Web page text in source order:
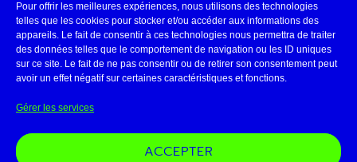
Pour offrir les meilleures expériences, nous utilisons des technologies
telles que les cookies pour stocker et/ou accéder aux informations des
appareils. Le fait de consentir à ces technologies nous permettra de traiter
des données telles que le comportement de navigation ou les ID uniques
sur ce site. Le fait de ne pas consentir ou de retirer son consentement peut
avoir un effet négatif sur certaines caractéristiques et fonctions.
Gérer les services
ACCEPTER
CONTACT
ESPACE PRO